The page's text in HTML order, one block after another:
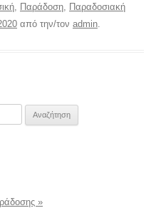
Παράδοση
Παραδοσιακή
από την/τον admin
»